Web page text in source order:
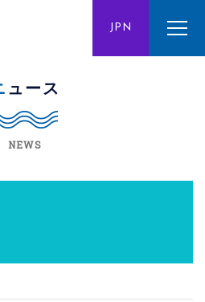
JPN
ENG CHN
ニュース
NEWS